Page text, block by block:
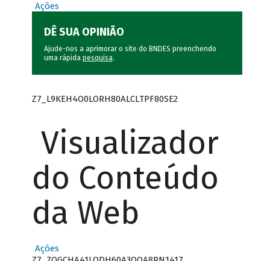
Ações
DÊ SUA OPINIÃO
Ajude-nos a aprimorar o site do BNDES preenchendo
uma rápida pesquisa.
Z7_L9KEH4O0LORH80ALCLTPF80SE2
Visualizador
do Conteúdo
da Web
Ações